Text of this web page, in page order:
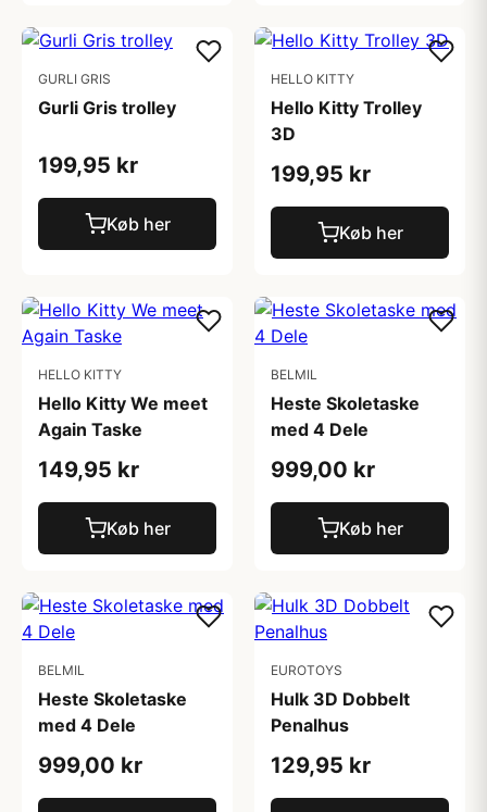
GURLI GRIS
Gurli Gris trolley
199,95 kr
Køb her
HELLO KITTY
Hello Kitty Trolley
3D
199,95 kr
Køb her
HELLO KITTY
Hello Kitty We meet
Again Taske
149,95 kr
Køb her
BELMIL
Heste Skoletaske
med 4 Dele
999,00 kr
Køb her
BELMIL
Heste Skoletaske
med 4 Dele
999,00 kr
EUROTOYS
Hulk 3D Dobbelt
Penalhus
129,95 kr